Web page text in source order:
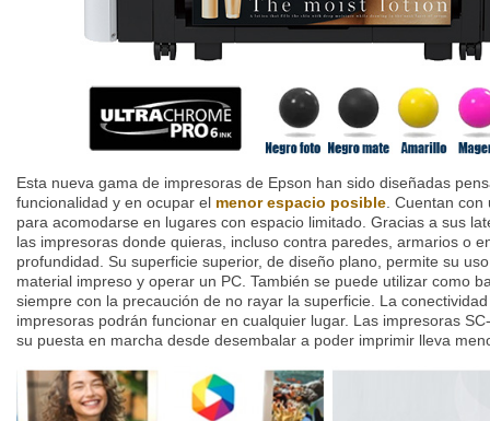
Esta nueva gama de impresoras de Epson han sido diseñadas
funcionalidad y en ocupar el menor espacio posible . Cuentan con
para acomodarse en lugares con espacio limitado. Gracias a sus
las impresoras donde quieras, incluso contra paredes, armarios o
profundidad. Su superficie superior, de diseño plano, permite su
material impreso y operar un PC. También se puede utilizar como
siempre con la precaución de no rayar la superficie. La
impresoras podrán funcionar en cualquier lugar. Las impresoras
su puesta en marcha desde desembalar a poder imprimir lleva